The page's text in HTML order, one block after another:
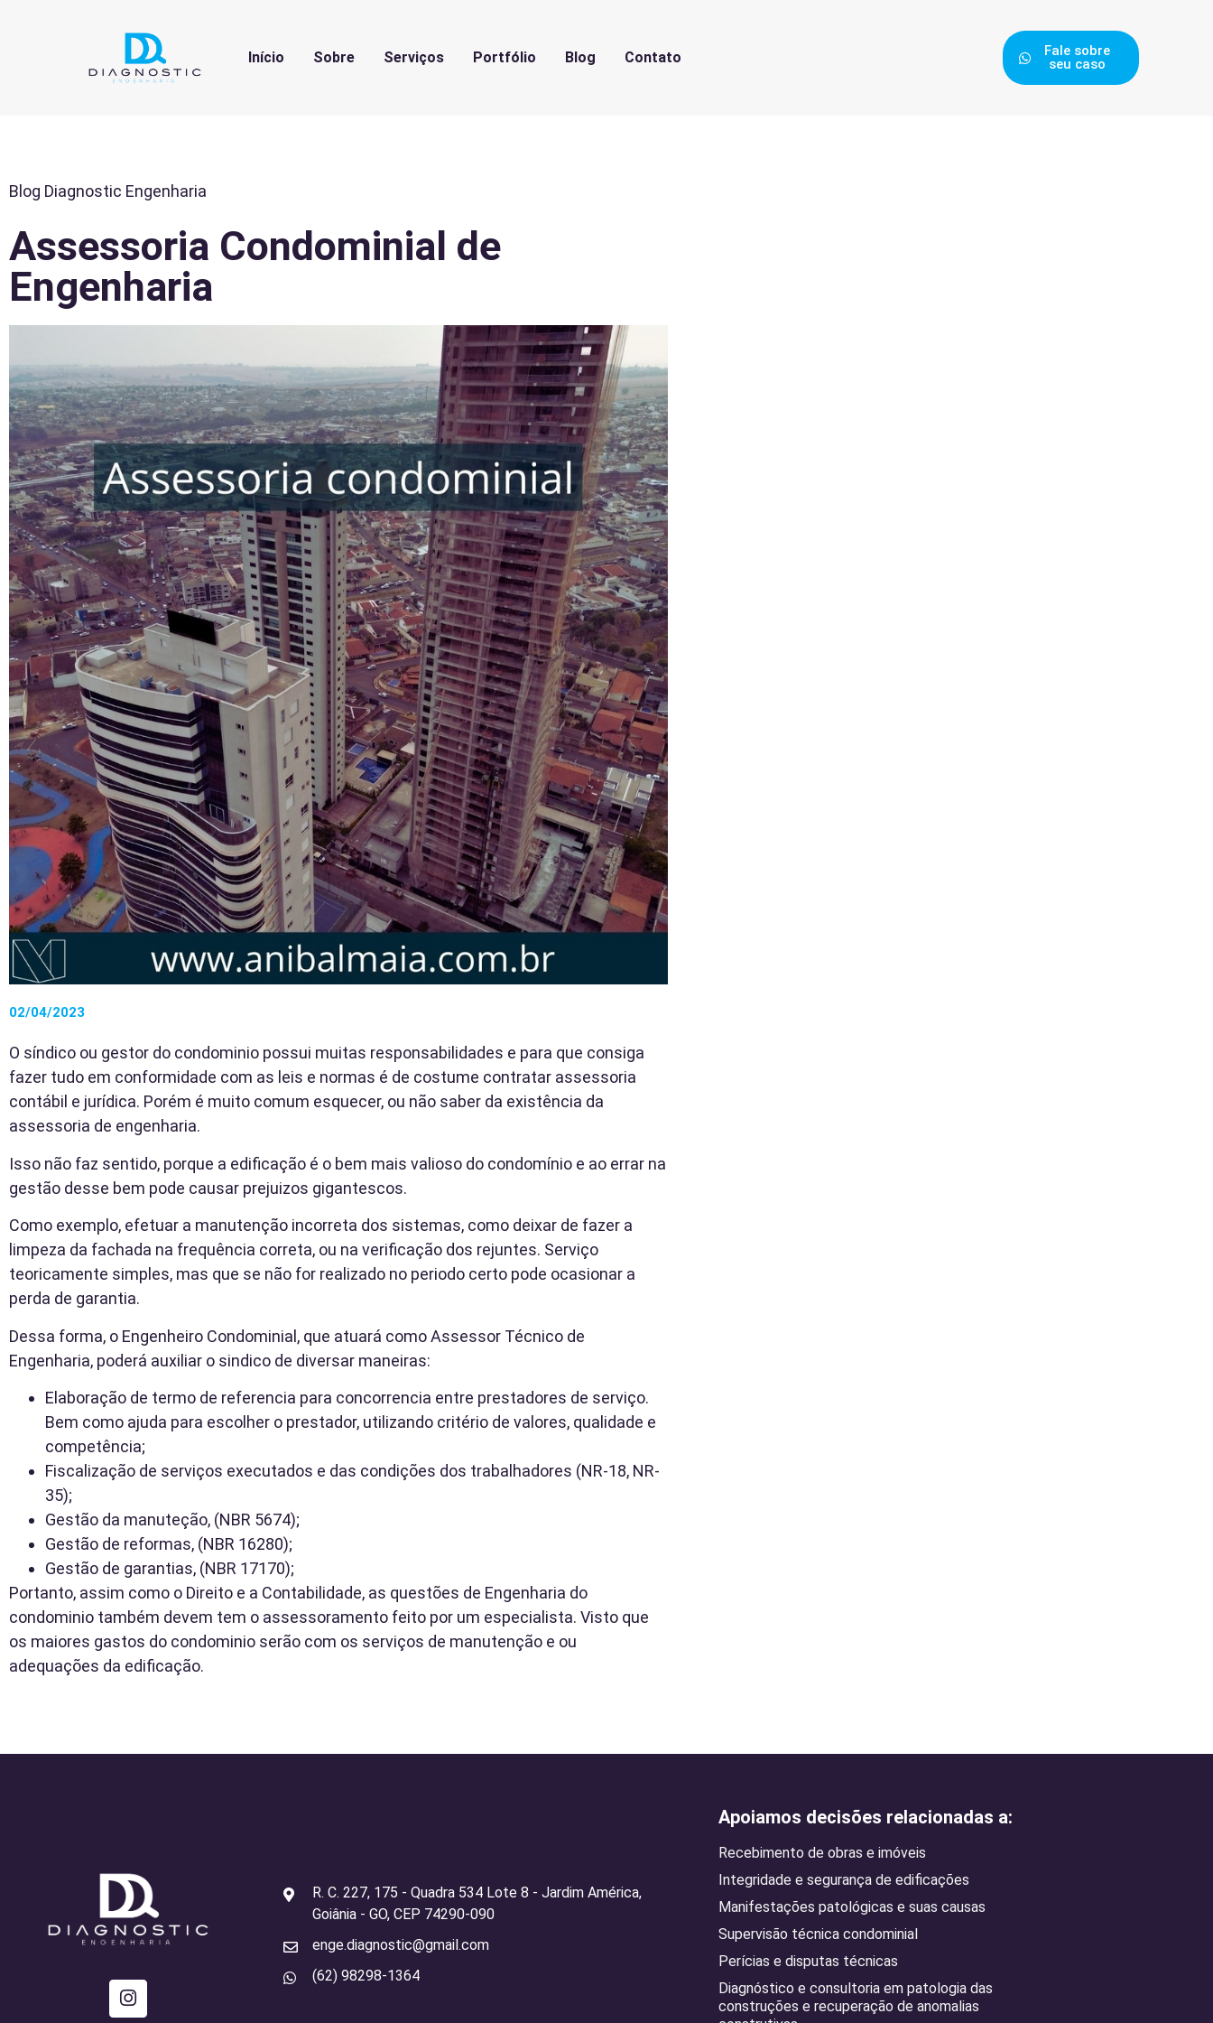
Início Sobre Serviços Portfólio Blog Contato
Fale sobre
seu caso
Blog Diagnostic Engenharia
Assessoria Condominial de
Engenharia
02/04/2023
O síndico ou gestor do condominio possui muitas responsabilidades e para que consiga
fazer tudo em conformidade com as leis e normas é de costume contratar assessoria
contábil e jurídica. Porém é muito comum esquecer, ou não saber da existência da
assessoria de engenharia.
Isso não faz sentido, porque a edificação é o bem mais valioso do condomínio e ao errar na
gestão desse bem pode causar prejuizos gigantescos.
Como exemplo, efetuar a manutenção incorreta dos sistemas, como deixar de fazer a
limpeza da fachada na frequência correta, ou na verificação dos rejuntes. Serviço
teoricamente simples, mas que se não for realizado no periodo certo pode ocasionar a
perda de garantia.
Dessa forma, o Engenheiro Condominial, que atuará como Assessor Técnico de
Engenharia, poderá auxiliar o sindico de diversar maneiras:
Elaboração de termo de referencia para concorrencia entre prestadores de serviço.
Bem como ajuda para escolher o prestador, utilizando critério de valores, qualidade e
competência;
Fiscalização de serviços executados e das condições dos trabalhadores (NR-18, NR-
35);
Gestão da manuteção, (NBR 5674);
Gestão de reformas, (NBR 16280);
Gestão de garantias, (NBR 17170);
Portanto, assim como o Direito e a Contabilidade, as questões de Engenharia do
condominio também devem tem o assessoramento feito por um especialista. Visto que
os maiores gastos do condominio serão com os serviços de manutenção e ou
adequações da edificação.
R. C. 227, 175 - Quadra 534 Lote 8 - Jardim América,
Goiânia - GO, CEP 74290-090
enge.diagnostic@gmail.com
(62) 98298-1364
Apoiamos decisões relacionadas a:
Recebimento de obras e imóveis
Integridade e segurança de edificações
Manifestações patológicas e suas causas
Supervisão técnica condominial
Perícias e disputas técnicas
Diagnóstico e consultoria em patologia das
construções e recuperação de anomalias